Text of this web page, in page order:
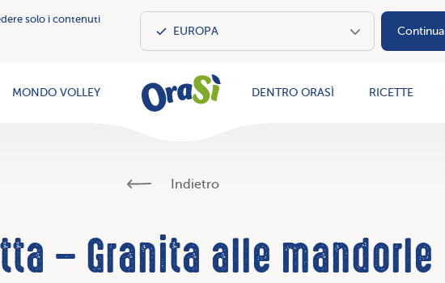
solo i contenuti
Continua
OraSì Vegetale
MONDO VOLLEY DENTRO ORASÌ RICETTE
Indietro
– Granita alle mandorle